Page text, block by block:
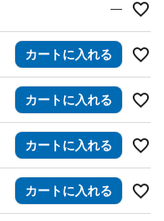
—
カートに入れる
カートに入れる
カートに入れる
カートに入れる